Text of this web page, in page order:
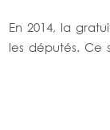
En 2014, la
les députés. Ce